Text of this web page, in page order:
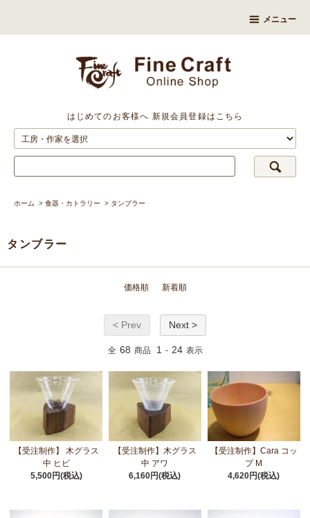
メニュー
はじめてのお客様へ 新規会員登録はこちら
ホーム > 食器・カトラリー > タンブラー
タンブラー
価格順 新着順
< Prev Next >
全 68 商品 1 - 24 表示
【受注制作】 木グラス
中 ヒビ
5,500円(税込)
【受注制作】木グラス
中 アワ
6,160円(税込)
【受注制作】Cara コッ
プ M
4,620円(税込)